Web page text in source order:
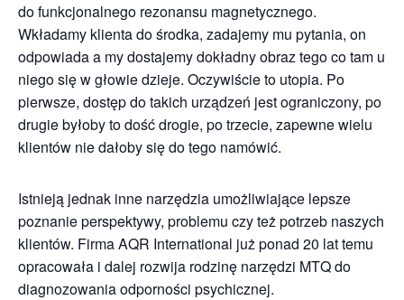
do funkcjonalnego rezonansu magnetycznego.
Wkładamy klienta do środka, zadajemy mu pytania, on
odpowiada a my dostajemy dokładny obraz tego co tam u
niego się w głowie dzieje. Oczywiście to utopia. Po
pierwsze, dostęp do takich urządzeń jest ograniczony, po
drugie byłoby to dość drogie, po trzecie, zapewne wielu
klientów nie dałoby się do tego namówić.
Istnieją jednak inne narzędzia umożliwiające lepsze
poznanie perspektywy, problemu czy też potrzeb naszych
klientów. Firma AQR International już ponad 20 lat temu
opracowała i dalej rozwija rodzinę narzędzi MTQ do
diagnozowania odporności psychicznej.